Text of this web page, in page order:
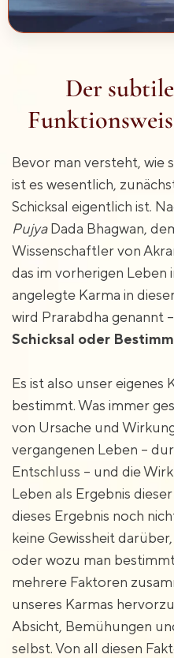
Der
Bevor man versteht, wie
ist es wesentlich,
Schicksal eigentlich ist.
PujyaDada Bhagwan,
Wissenschaftler von
das im vorherigen Leben
angelegte Karma in
wird Prarabdha genannt –
Schicksal oder
Es ist also unser eigenes
bestimmt. Was immer
von Ursache und
vergangenen Leben –
Entschluss – und die
Leben als Ergebnis
dieses Ergebnis noch
keine Gewissheit
oder wozu man
mehrere Faktoren
unseres Karmas
Absicht, Bemühungen
selbst. Von all diesen